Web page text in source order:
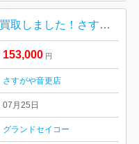
Grand Seiko 買取しました！さすがや音更店
153,000 円
さすがや音更店
07月25日
グランドセイコー